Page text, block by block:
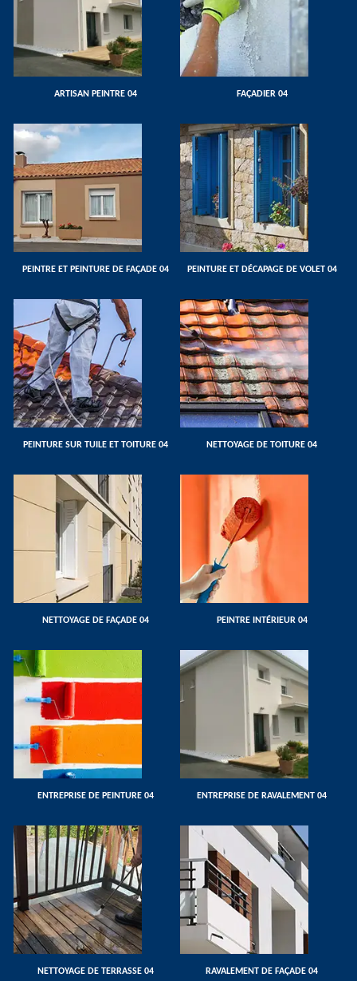
ARTISAN PEINTRE 04 FAÇADIER 04
PEINTRE ET PEINTURE DE FAÇADE 04 PEINTURE ET DÉCAPAGE DE VOLET 04
PEINTURE SUR TUILE ET TOITURE 04 NETTOYAGE DE TOITURE 04
NETTOYAGE DE FAÇADE 04 PEINTRE INTÉRIEUR 04
ENTREPRISE DE PEINTURE 04 ENTREPRISE DE RAVALEMENT 04
NETTOYAGE DE TERRASSE 04 RAVALEMENT DE FAÇADE 04